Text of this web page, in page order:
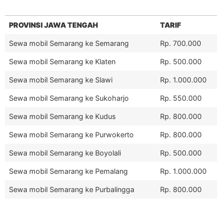
PROVINSI JAWA TENGAH TARIF
Sewa mobil Semarang ke Semarang Rp. 700.000
Sewa mobil Semarang ke Klaten Rp. 500.000
Sewa mobil Semarang ke Slawi Rp. 1.000.000
Sewa mobil Semarang ke Sukoharjo Rp. 550.000
Sewa mobil Semarang ke Kudus Rp. 800.000
Sewa mobil Semarang ke Purwokerto Rp. 800.000
Sewa mobil Semarang ke Boyolali Rp. 500.000
Sewa mobil Semarang ke Pemalang Rp. 1.000.000
Sewa mobil Semarang ke Purbalingga Rp. 800.000